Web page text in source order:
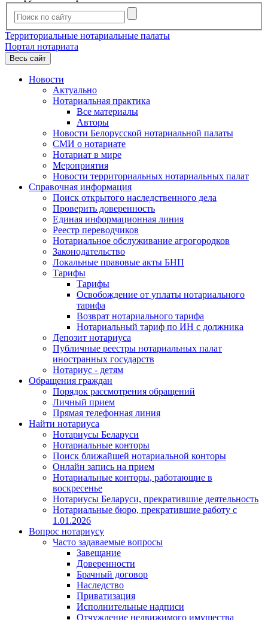
Территориальные нотариальные палаты
Портал нотариата
Весь сайт
Новости
Актуально
Нотариальная практика
Все материалы
Авторы
Новости Белорусской нотариальной палаты
СМИ о нотариате
Нотариат в мире
Мероприятия
Новости территориальных нотариальных палат
Справочная информация
Поиск открытого наследственного дела
Проверить доверенность
Единая информационная линия
Реестр переводчиков
Нотариальное обслуживание агрогородков
Законодательство
Локальные правовые акты БНП
Тарифы
Тарифы
Освобождение от уплаты нотариального
тарифа
Возврат нотариального тарифа
Нотариальный тариф по ИН с должника
Депозит нотариуса
Публичные реестры нотариальных палат
иностранных государств
Нотариус - детям
Обращения граждан
Порядок рассмотрения обращений
Личный прием
Прямая телефонная линия
Найти нотариуса
Нотариусы Беларуси
Нотариальные конторы
Поиск ближайшей нотариальной конторы
Онлайн запись на прием
Нотариальные конторы, работающие в
воскресенье
Нотариусы Беларуси, прекратившие деятельность
Нотариальные бюро, прекратившие работу с
1.01.2026
Вопрос нотариусу
Часто задаваемые вопросы
Завещание
Доверенности
Брачный договор
Наследство
Приватизация
Исполнительные надписи
Отчуждение недвижимого имущества